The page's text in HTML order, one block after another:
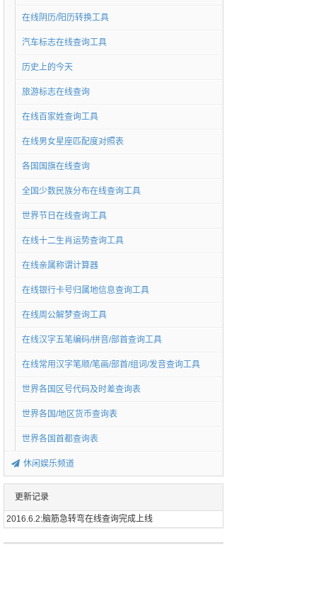
在线阴历/阳历转换工具
汽车标志在线查询工具
历史上的今天
旅游标志在线查询
在线百家姓查询工具
在线男女星座匹配度对照表
各国国旗在线查询
全国少数民族分布在线查询工具
世界节日在线查询工具
在线十二生肖运势查询工具
在线亲属称谓计算器
在线银行卡号归属地信息查询工具
在线周公解梦查询工具
在线汉字五笔编码/拼音/部首查询工具
在线常用汉字笔顺/笔画/部首/组词/发音查询工具
世界各国区号代码及时差查询表
世界各国/地区货币查询表
世界各国首都查询表
休闲娱乐频道
更新记录
2016.6.2:脑筋急转弯在线查询完成上线